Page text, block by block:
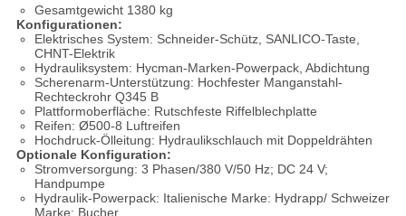
Gesamtgewicht 1380 kg
Konfigurationen:
Elektrisches System: Schneider-Schütz, SANLICO-Taste,
CHNT-Elektrik
Hydrauliksystem: Hycman-Marken-Powerpack, Abdichtung
Scherenarm-Unterstützung: Hochfester Manganstahl-
Rechteckrohr Q345 B
Plattformoberfläche: Rutschfeste Riffelblechplatte
Reifen: Ø500-8 Luftreifen
Hochdruck-Ölleitung: Hydraulikschlauch mit Doppeldrähten
Optionale Konfiguration:
Stromversorgung: 3 Phasen/380 V/50 Hz; DC 24 V;
Handpumpe
Hydraulik-Powerpack: Italienische Marke: Hydrapp/ Schweizer
Marke: Bucher